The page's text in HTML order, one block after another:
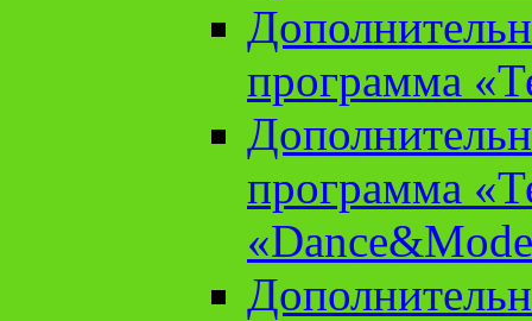
программа
программа